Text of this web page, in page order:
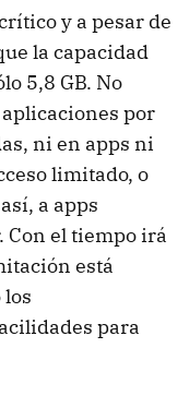
y a pesar de
la capacidad
5,8 GB. No
por
ni en apps ni
limitado, o
a apps
Con el tiempo irá
está
para